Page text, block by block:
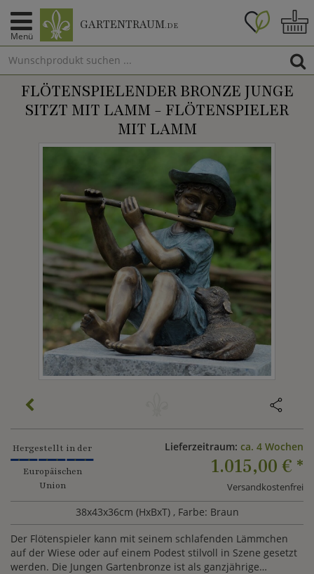
Menü
GARTENTRAUM.DE
FLÖTENSPIELENDER BRONZE JUNGE
SITZT MIT LAMM - FLÖTENSPIELER
MIT LAMM
Hergestellt in der
Europäischen
Union
Lieferzeitraum: ca. 4 Wochen
1.015,00 € *
Versandkostenfrei
38x43x36cm (HxBxT) , Farbe: Braun
Der Flötenspieler kann mit seinem schlafenden Lämmchen
auf der Wiese oder auf einem Podest stilvoll in Szene gesetzt
werden. Die Jungen Gartenbronze ist als ganzjährige